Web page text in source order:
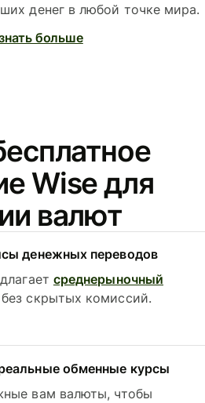
денег в любой точке мира.
больше
Wise для
валют
денежных переводов
среднерыночный
без скрытых комиссий.
обменные курсы
вам валюты, чтобы